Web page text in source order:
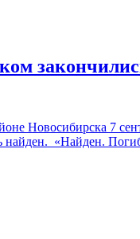
Новосибирска 7
найден. «Найден.